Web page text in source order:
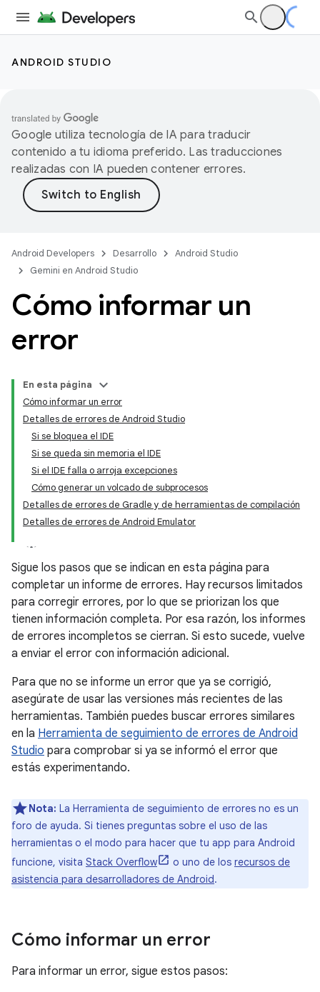
ANDROID STUDIO
Google utiliza tecnología de IA para traducir
contenido a tu idioma preferido. Las traducciones
realizadas con IA pueden contener errores.
Android Developers Desarrollo
Android Studio
Gemini en Android Studio
Cómo informar un
error
En esta página
Cómo informar un error
Detalles de errores de Android Studio
Si se bloquea el IDE
Si se queda sin memoria el IDE
Si el IDE falla o arroja excepciones
Cómo generar un volcado de subprocesos
Detalles de errores de Gradle y de herramientas de compilación
Detalles de errores de Android Emulator
Sigue los pasos que se indican en esta página para
completar un informe de errores. Hay recursos limitados
para corregir errores, por lo que se priorizan los que
tienen información completa. Por esa razón, los informes
de errores incompletos se cierran. Si esto sucede, vuelve
a enviar el error con información adicional.
Para que no se informe un error que ya se corrigió,
asegúrate de usar las versiones más recientes de las
herramientas. También puedes buscar errores similares
en la Herramienta de seguimiento de errores de Android
Studio para comprobar si ya se informó el error que
estás experimentando.
Nota: La Herramienta de seguimiento de errores no es un
foro de ayuda. Si tienes preguntas sobre el uso de las
herramientas o el modo para hacer que tu app para Android
funcione, visita Stack Overflow o uno de los recursos de
asistencia para desarrolladores de Android.
Cómo informar un error
Para informar un error, sigue estos pasos: